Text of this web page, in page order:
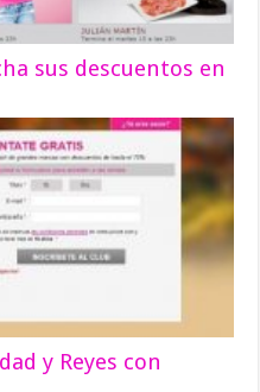
sus descuentos en
y Reyes con